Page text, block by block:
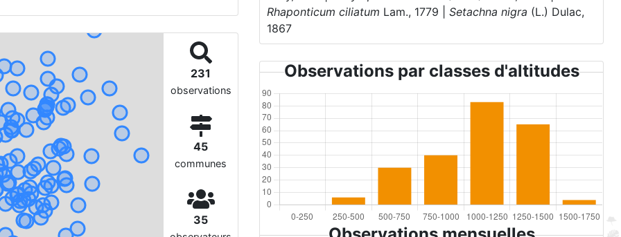
231
observations
45
communes
35
Rhaponticum ciliatum Lam., 1779 |Setachna nigra (L.) Dulac,
1867
Observations par classes d'altitudes